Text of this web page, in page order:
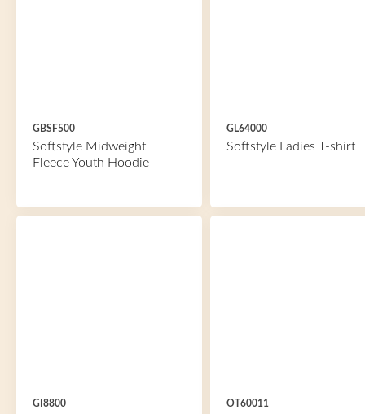
GBSF500
Softstyle Midweight
Fleece Youth Hoodie
GL64000
Softstyle Ladies T-shirt
GI8800 OT60011